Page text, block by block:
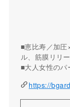
■恵比寿／加
ル、筋膜リリ
■大人女性の
https://